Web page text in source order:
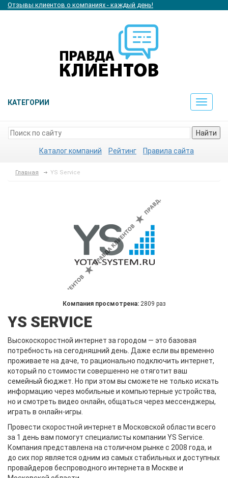
Отзывы клиентов о компаниях - каждый день!
КАТЕГОРИИ
Toggle
Найти
Каталог компаний Рейтинг Правила сайта
Главная YS Service
Компания просмотрена: 2809 раз
YS SERVICE
Высокоскоростной интернет за городом — это базовая
потребность на сегодняшний день. Даже если вы временно
проживаете на даче, то рационально подключить интернет,
который по стоимости совершенно не отяготит ваш
семейный бюджет. Но при этом вы сможете не только искать
информацию через мобильные и компьютерные устройства,
но и смотреть видео онлайн, общаться через мессенджеры,
играть в онлайн-игры.
Провести скоростной интернет в Московской области всего
за 1 день вам помогут специалисты компании YS Service.
Компания представлена на столичном рынке с 2008 года, и
до сих пор является одним из самых стабильных и доступных
провайдеров беспроводного интернета в Москве и